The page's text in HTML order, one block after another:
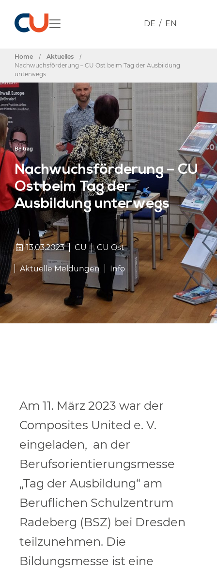
DE EN
Home / Aktuelles
/
Nachwuchsförderung – CU Ost beim Tag der Ausbildung
unterwegs
Beitrag
Nachwuchsförderung – CU
Ost beim Tag der
Ausbildung unterwegs
13.03.2023 CU CU Ost
Aktuelle Meldungen Info
Am 11. März 2023 war der
Composites United e. V.
eingeladen, an der
Berufsorientierungsmesse
„Tag der Ausbildung“ am
Beruflichen Schulzentrum
Radeberg (BSZ) bei Dresden
teilzunehmen. Die
Bildungsmesse ist eine